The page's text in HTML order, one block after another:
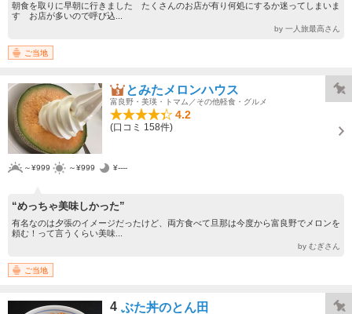
朝食を取りに早朝に行きました たくさんのお店が有り何処にするか迷ってしまいま
す お店が多いので呼び込...
by 一人旅最高さん
ご当地
とみたメロンハウス
富良野・美瑛・トマム／その他軽食・グルメ
4.2
(口コミ 158件)
～¥999 ～¥999 ¥----
“めっちゃ美味しかった”
有名なのは夕張のイメージだったけど、両方食べて旦那は今度から富良野でメロンを
頼む！って言うくらい美味...
by むぎさん
ご当地
4 ぶた丼のとん田